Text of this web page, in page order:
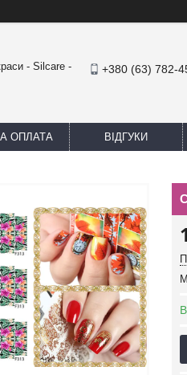
- Silcare -
+380 (63) 782-
ОПЛАТА ВІДГУКИ